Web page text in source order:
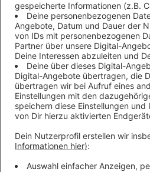
Anzeige